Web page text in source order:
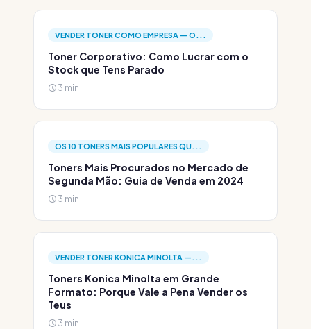
VENDER TONER COMO EMPRESA — O...
Toner Corporativo: Como Lucrar com o
Stock que Tens Parado
3 min
OS 10 TONERS MAIS POPULARES QU...
Toners Mais Procurados no Mercado de
Segunda Mão: Guia de Venda em 2024
3 min
VENDER TONER KONICA MINOLTA —...
Toners Konica Minolta em Grande
Formato: Porque Vale a Pena Vender os
Teus
3 min